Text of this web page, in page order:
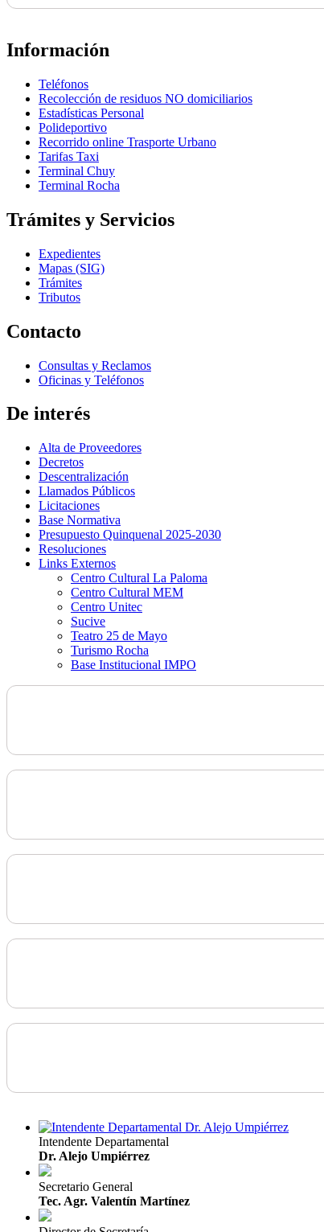
Información
Teléfonos
Recolección de residuos NO domiciliarios
Estadísticas Personal
Polideportivo
Recorrido online Trasporte Urbano
Tarifas Taxi
Terminal Chuy
Terminal Rocha
Trámites y Servicios
Expedientes
Mapas (SIG)
Trámites
Tributos
Contacto
Consultas y Reclamos
Oficinas y Teléfonos
De interés
Alta de Proveedores
Decretos
Descentralización
Llamados Públicos
Licitaciones
Base Normativa
Presupuesto Quinquenal 2025-2030
Resoluciones
Links Externos
Centro Cultural La Paloma
Centro Cultural MEM
Centro Unitec
Sucive
Teatro 25 de Mayo
Turismo Rocha
Base Institucional IMPO
Intendente Departamental
Dr. Alejo Umpiérrez
Secretario General
Tec. Agr. Valentín Martínez